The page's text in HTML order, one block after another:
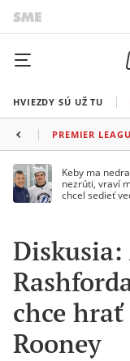
HVIEZDY SÚ UŽ TU
PREMIER
Keby ma
nezrúti, vraví
chcel sedieť
chce
Rooney